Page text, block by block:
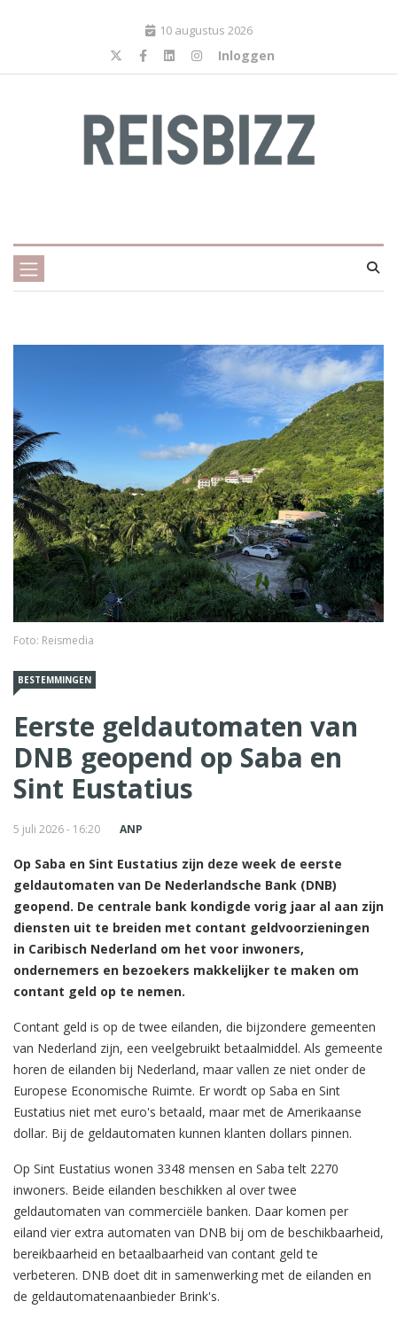
10 augustus 2026
Inloggen
Foto: Reismedia
BESTEMMINGEN
Eerste geldautomaten van
DNB geopend op Saba en
Sint Eustatius
5 juli 2026 - 16:20 ANP
Op Saba en Sint Eustatius zijn deze week de eerste
geldautomaten van De Nederlandsche Bank (DNB)
geopend. De centrale bank kondigde vorig jaar al aan zijn
diensten uit te breiden met contant geldvoorzieningen
in Caribisch Nederland om het voor inwoners,
ondernemers en bezoekers makkelijker te maken om
contant geld op te nemen.
Contant geld is op de twee eilanden, die bijzondere gemeenten
van Nederland zijn, een veelgebruikt betaalmiddel. Als gemeente
horen de eilanden bij Nederland, maar vallen ze niet onder de
Europese Economische Ruimte. Er wordt op Saba en Sint
Eustatius niet met euro's betaald, maar met de Amerikaanse
dollar. Bij de geldautomaten kunnen klanten dollars pinnen.
Op Sint Eustatius wonen 3348 mensen en Saba telt 2270
inwoners. Beide eilanden beschikken al over twee
geldautomaten van commerciële banken. Daar komen per
eiland vier extra automaten van DNB bij om de beschikbaarheid,
bereikbaarheid en betaalbaarheid van contant geld te
verbeteren. DNB doet dit in samenwerking met de eilanden en
de geldautomatenaanbieder Brink's.